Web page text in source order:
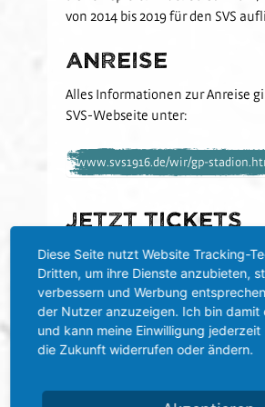
von 2014 bis 2019 für den SVS
Anreise
Alles Informationen zur Anreise
SVS-Webseite unter:
www.svs1916.de/wir/gp-
Jetzt Tickets
sichern!
Die Tickets sind im Online-
Fanshop in der Jahnstraße
Diese Seite nutzt Website Tracking-
Dritten, um ihre Dienste anzubieten,
verbessern und Werbung
der Nutzer anzuzeigen. Ich bin damit
und kann meine Einwilligung
die Zukunft widerrufen oder ändern.